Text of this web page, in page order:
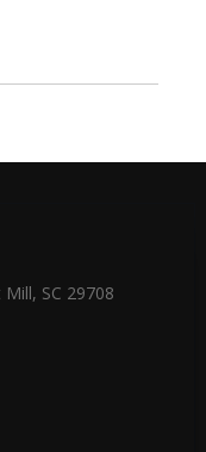
please checked
SC 29708